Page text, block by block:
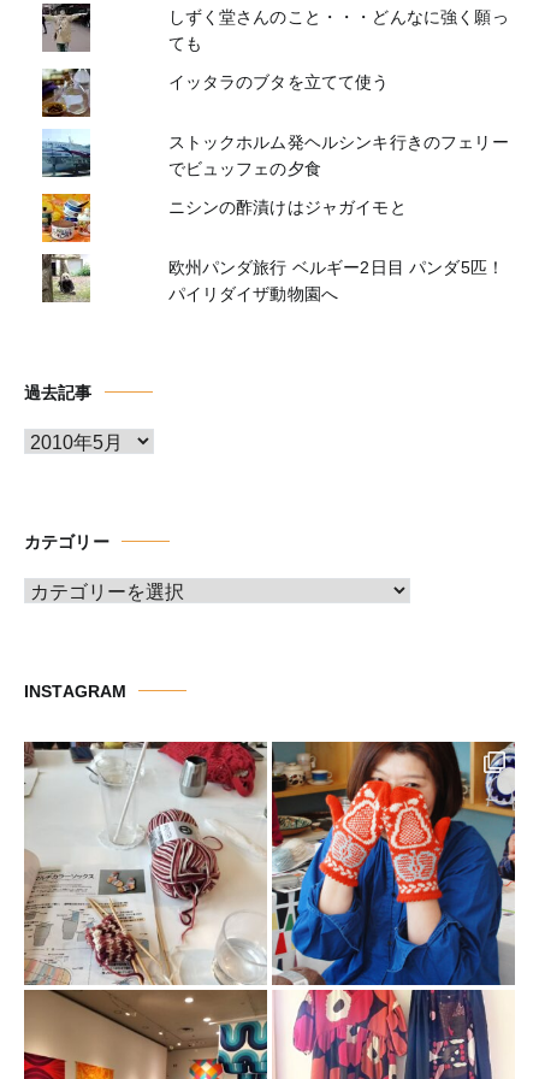
しずく堂さんのこと・・・どんなに強く願っ
ても
イッタラのブタを立てて使う
ストックホルム発ヘルシンキ行きのフェリー
でビュッフェの夕食
ニシンの酢漬けはジャガイモと
欧州パンダ旅行 ベルギー2日目 パンダ5匹！
パイリダイザ動物園へ
過去記事
ア
ブ
カテゴリー
カ
ー
INSTAGRAM